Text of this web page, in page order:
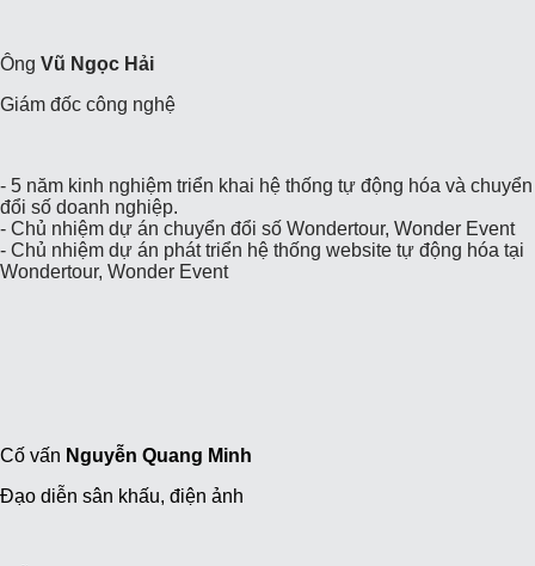
Ông Vũ Ngọc Hải
Giám đốc công nghệ
- 5 năm kinh nghiệm triển khai hệ thống tự động hóa và chuyển
đổi số doanh nghiệp.
- Chủ nhiệm dự án chuyển đổi số Wondertour, Wonder Event
- Chủ nhiệm dự án phát triển hệ thống website tự động hóa tại
Wondertour, Wonder Event
Cố vấn Nguyễn Quang Minh
Đạo diễn sân khấu, điện ảnh